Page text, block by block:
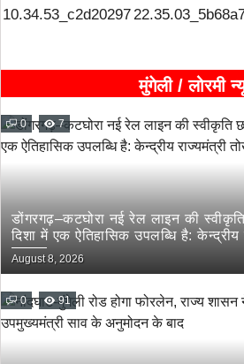
मुंगेली / लोरमी
0 7
डोंगरगढ़–कटघोरा नई रेल लाइन की
दिशा में एक ऐतिहासिक उपलब्धि है: केन्द्रीय
August 8, 2026
0 91